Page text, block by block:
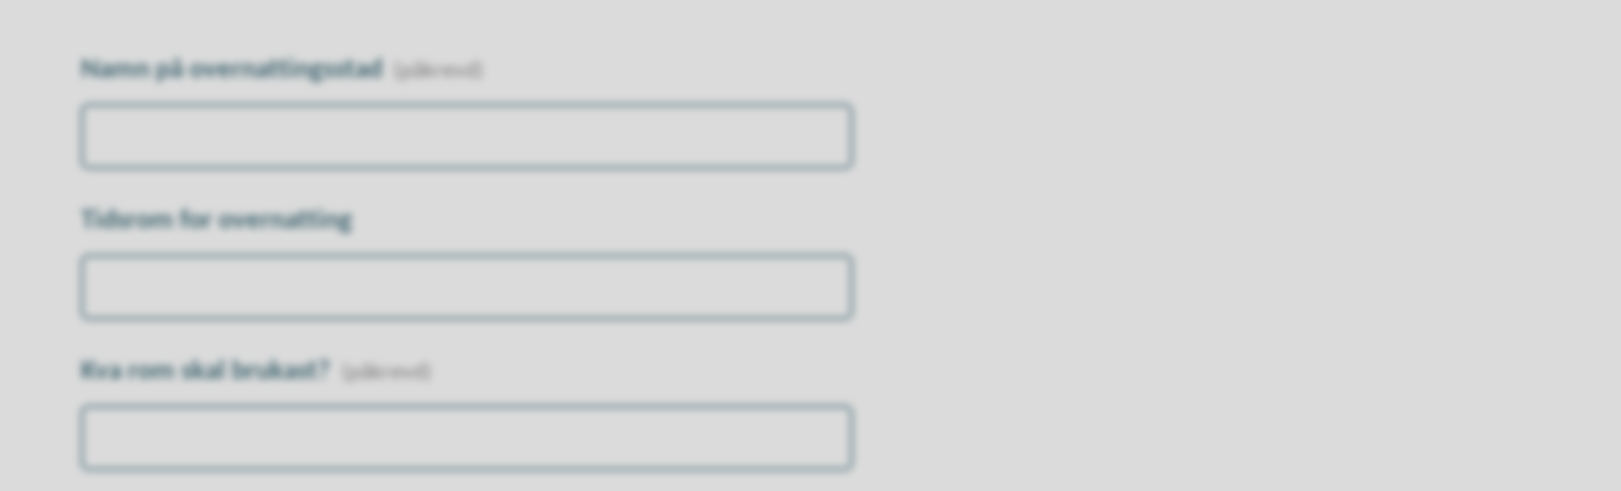
Namn på overnattingsstad
Tidsrom for overnatting
Kva rom skal brukast?